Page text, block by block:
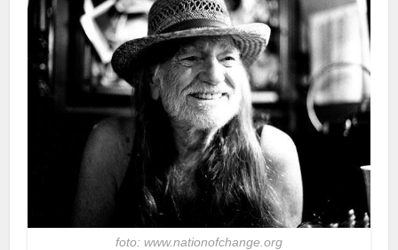
foto: www.nationofchange.org